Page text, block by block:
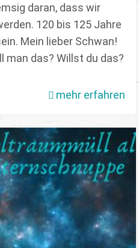
daran, dass wir
120 bis 125 Jahre
Mein lieber Schwan!
man das? Willst du das?
mehr erfahren